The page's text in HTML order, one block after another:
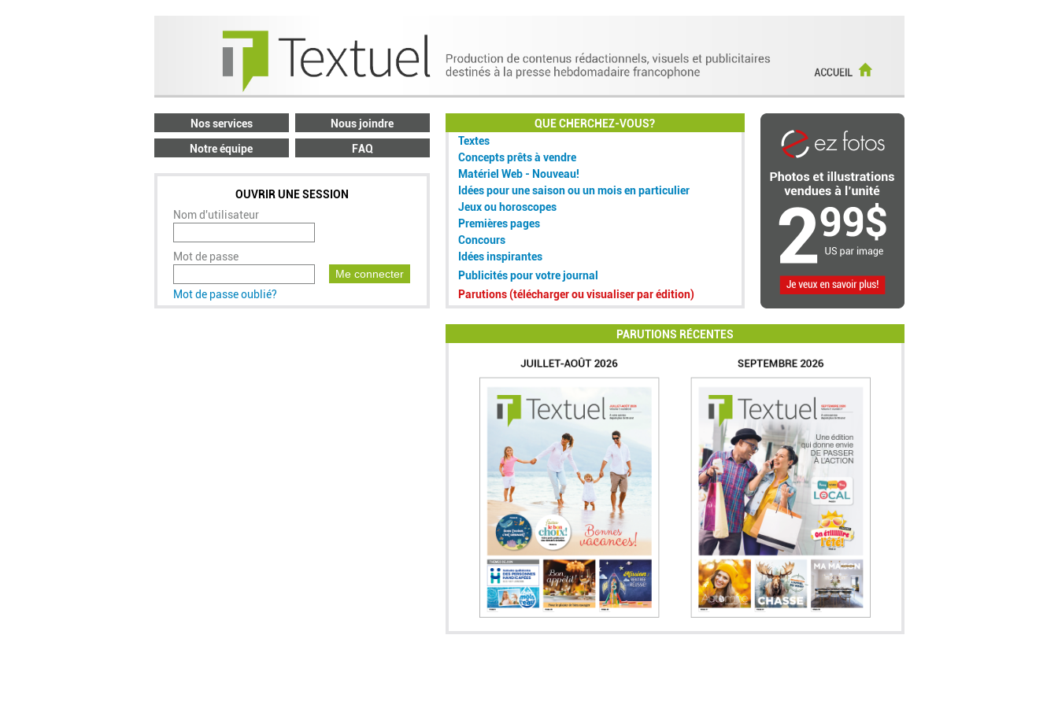
Nos services
Nous joindre
Notre équipe
FAQ
OUVRIR UNE SESSION
Nom d'utilisateur
Mot de passe
Me connecter
Mot de passe oublié?
QUE CHERCHEZ-VOUS?
Textes
Concepts prêts à vendre
Matériel Web - Nouveau!
Idées pour une saison ou un mois en particulier
Jeux ou horoscopes
Premières pages
Concours
Idées inspirantes
Publicités pour votre journal
Parutions (télécharger ou visualiser par édition)
PARUTIONS RÉCENTES